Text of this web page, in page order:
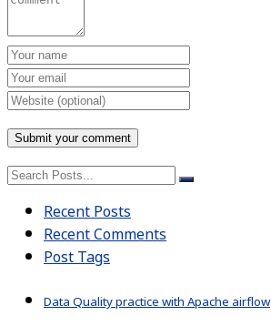
Recent Posts
Recent Comments
Post Tags
Data Quality practice with Apache airflow